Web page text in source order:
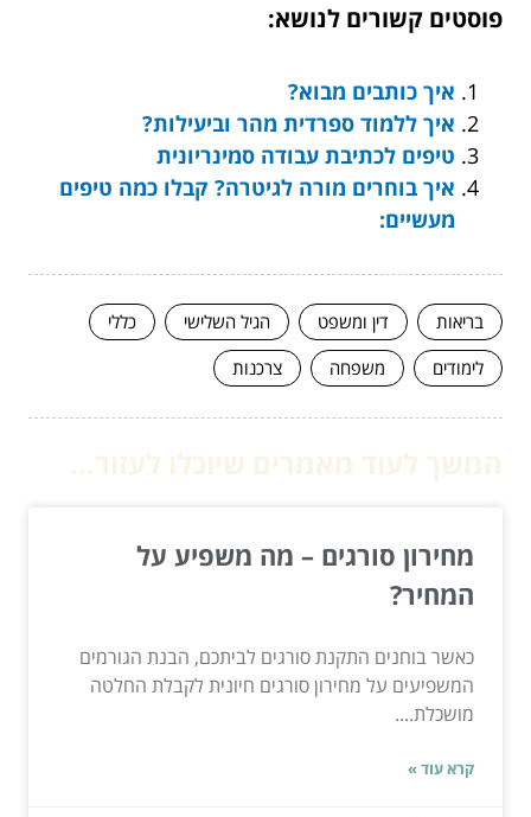
פוסטים קשורים לנושא:
איך כותבים מבוא?
איך ללמוד ספרדית מהר וביעילות?
טיפים לכתיבת עבודה סמינריונית
איך בוחרים מורה לגיטרה? קבלו כמה טיפים
מעשיים:
בריאות דין ומשפט הגיל השלישי
כללי
לימודים
משפחה צרכנות
מחירון סורגים – מה משפיע על
המחיר?
כאשר בוחנים התקנת סורגים לביתכם, הבנת הגורמים
המשפיעים על מחירון סורגים חיונית לקבלת החלטה
מושכלת....
קרא עוד »